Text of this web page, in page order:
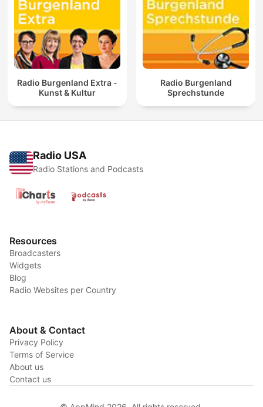
Radio Burgenland Extra -
Kunst & Kultur
Radio Burgenland
Sprechstunde
Radio USA
Radio Stations and Podcasts
Resources
Broadcasters
Widgets
Blog
Radio Websites per Country
About & Contact
Privacy Policy
Terms of Service
About us
Contact us